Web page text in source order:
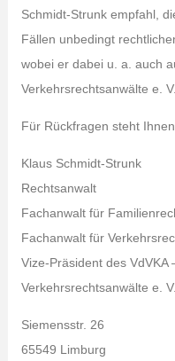
Schmidt-Strunk empfahl,
Fällen unbedingt
wobei er dabei u. a. auch
Verkehrsrechtsanwälte e.
Für Rückfragen steht
Klaus Schmidt-Strunk
Rechtsanwalt
Fachanwalt für
Fachanwalt für
Vize-Präsident des VdVKA
Verkehrsrechtsanwälte e. V.
Siemensstr. 26
65549 Limburg